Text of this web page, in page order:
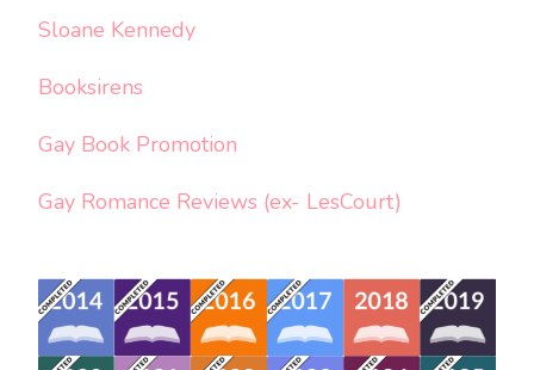
Sloane Kennedy
Booksirens
Gay Book Promotion
Gay Romance Reviews (ex- LesCourt)